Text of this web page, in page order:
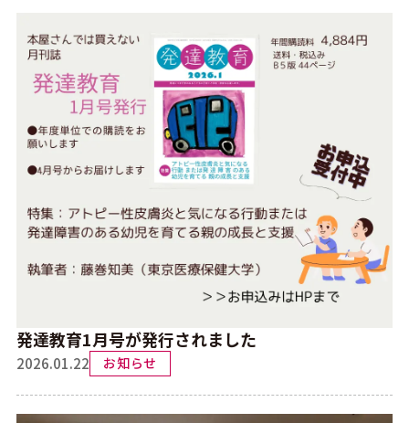
発達教育1月号が発行されました
2026.01.22 お知らせ